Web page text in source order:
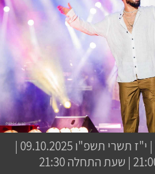
הפרופיל שלי
התנתק
| י"ז תשרי תשפ"ו
09.10.2025 |